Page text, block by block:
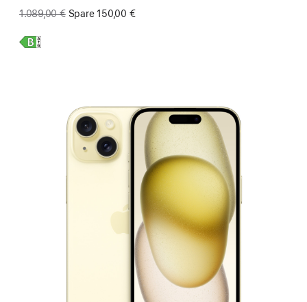
Vorher:
1.089,00 € Spare 150,00 €
Weitere